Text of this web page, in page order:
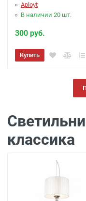
Aployt
В наличии 20 шт.
300 руб.
Купить
классика